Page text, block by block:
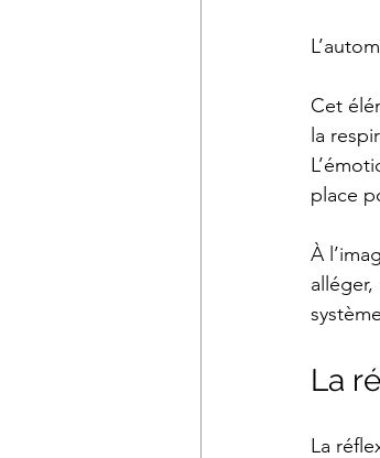
Cet
la
place
À
La
La